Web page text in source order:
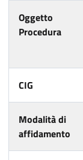
Oggetto
Procedura
CIG
Modalità di
affidamento